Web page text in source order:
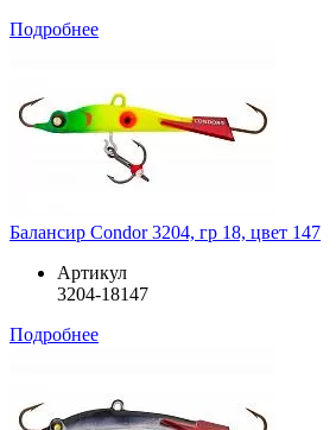
Подробнее
Балансир Condor 3204, гр 18, цвет 147
Артикул
3204-18147
Подробнее